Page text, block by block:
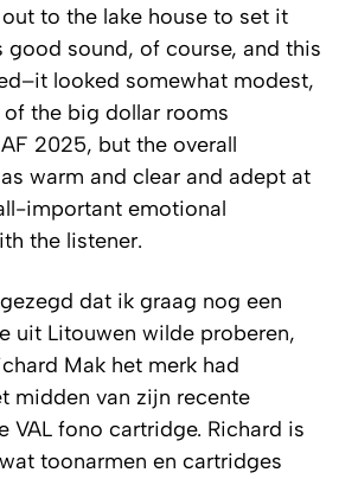
to the lake house to set it
good sound, of course, and this
looked somewhat modest,
the big dollar rooms
2025, but the overall
warm and clear and adept at
important emotional
the listener.
dat ik graag nog een
uit Litouwen wilde proberen,
Mak het merk had
midden van zijn recente
VAL fono cartridge. Richard is
toonarmen en cartridges